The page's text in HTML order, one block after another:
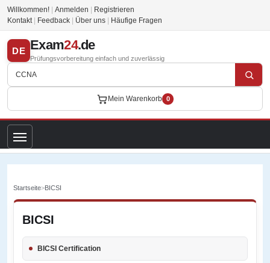
Willkommen! Anmelden
Registrieren
Kontakt
Feedback Über uns Häufige Fragen
DE Exam24.de
Prüfungsvorbereitung einfach und zuverlässig
Mein Warenkorb 0
Startseite>BICSI
BICSI
BICSI Certification